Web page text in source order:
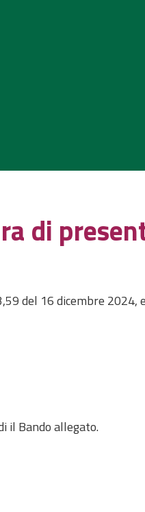
di
del 16 dicembre 2024,
il Bando allegato.